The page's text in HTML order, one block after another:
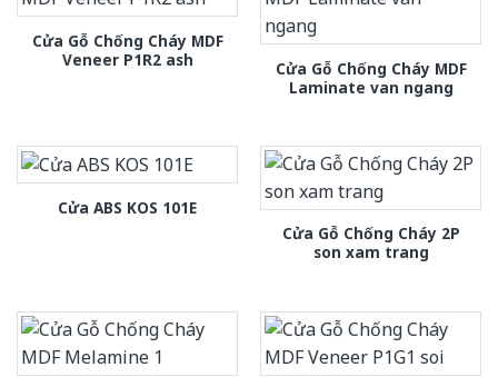
Cửa Gỗ Chống Cháy MDF
Veneer P1R2 ash
Cửa Gỗ Chống Cháy MDF
Laminate van ngang
Cửa ABS KOS 101E
Cửa Gỗ Chống Cháy 2P
son xam trang